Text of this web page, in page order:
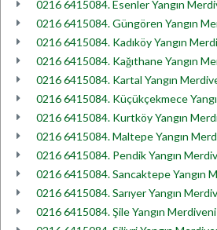
0216 6415084. Esenler Yangın
0216 6415084. Güngören Yangın
0216 6415084. Kadıköy Yangın
0216 6415084. Kağıthane Yangın
0216 6415084. Kartal Yangın
0216 6415084. Küçükçekmece
0216 6415084. Kurtköy Yangın
0216 6415084. Maltepe Yangın
0216 6415084. Pendik Yangın
0216 6415084. Sancaktepe Yangın
0216 6415084. Sarıyer Yangın
0216 6415084. Şile Yangın Merdiveni